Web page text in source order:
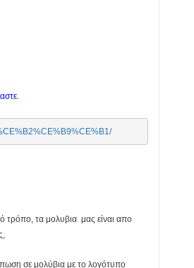
τρόπο, τα μολυβια μας είναι απο
σε μολύβια με το λογότυπο